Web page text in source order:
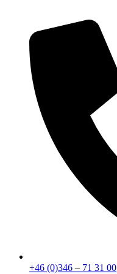
+46 (0)346 – 71 31 00